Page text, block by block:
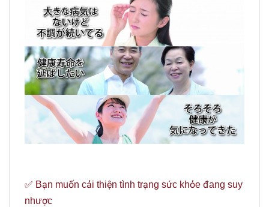
✅ Bạn muốn cải thiện tình trạng sức khỏe đang suy
nhược